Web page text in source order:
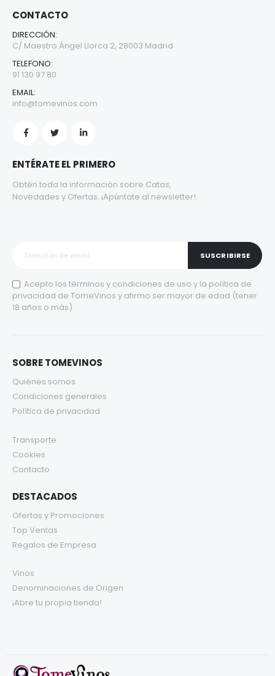
CONTACTO
DIRECCIÓN:
C/ Maestro Ángel Llorca 2, 28003 Madrid
TELEFONO:
91 130 97 80
EMAIL:
info@tomevinos.com
ENTÉRATE EL PRIMERO
Obtén toda la información sobre Catas,
Novedades y Ofertas. ¡Apúntate al newsletter!.
SUSCRIBIRSE
Acepto los términos y condiciones de uso y la política de
privacidad de TomeVinos y afirmo ser mayor de edad (tener
18 años o más)
SOBRE TOMEVINOS
Quiénes somos
Condiciones generales
Política de privacidad
Transporte
Cookies
Contacto
DESTACADOS
Ofertas y Promociones
Top Ventas
Regalos de Empresa
Vinos
Denominaciones de Origen
¡Abre tu propia tienda!